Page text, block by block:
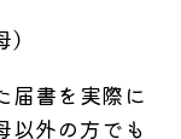
届書を実際に
以外の方でも